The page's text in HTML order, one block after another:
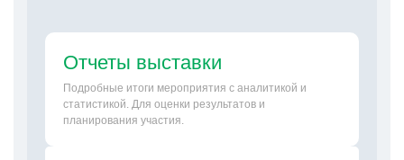
Отчеты выставки
Подробные итоги мероприятия с аналитикой и
статистикой. Для оценки результатов и
планирования участия.